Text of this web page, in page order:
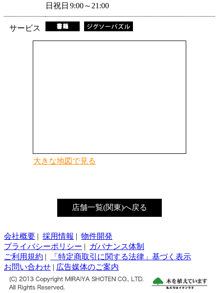
日祝日 9:00～21:00
サービス
大きな地図で見る
店舗一覧(関東)へ戻る
会社概要 | 採用情報 | 物件開発
プライバシーポリシー |
ガバナンス体制
ご利用規約 |
「特定商取引に関する法律」基づく表示
お問い合わせ | 広告媒体のご案内